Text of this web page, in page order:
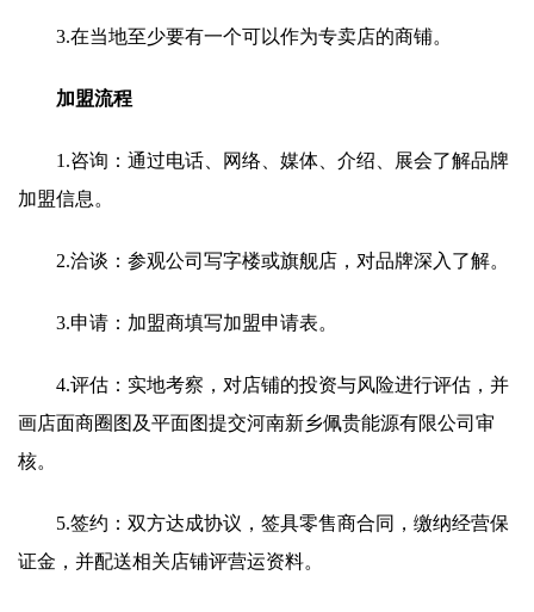
3.在当地至少要有一个可以作为专卖店的商铺。
加盟流程
1.咨询：通过电话、网络、媒体、介绍、展会了解品牌
加盟信息。
2.洽谈：参观公司写字楼或旗舰店，对品牌深入了解。
3.申请：加盟商填写加盟申请表。
4.评估：实地考察，对店铺的投资与风险进行评估，并
画店面商圈图及平面图提交河南新乡佩贵能源有限公司审
核。
5.签约：双方达成协议，签具零售商合同，缴纳经营保
证金，并配送相关店铺评营运资料。